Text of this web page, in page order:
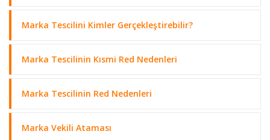
Marka Tescilini Kimler Gerçekleştirebilir?
Marka Tescilinin Kısmi Red Nedenleri
Marka Tescilinin Red Nedenleri
Marka Vekili Ataması